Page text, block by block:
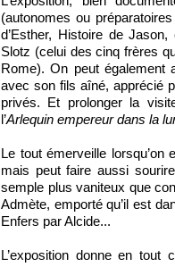
(autonomes ou
d’Esther, Histoire de
Slotz (celui des cinq frères
Rome). On peut également
avec son fils aîné, apprécié
privés. Et prolonger la
l’Arlequin empereur dans la
Le tout émerveille
mais peut faire aussi
semple plus vaniteux que
Admète, emporté qu’il est
Enfers par Alcide...
L’exposition donne en tout